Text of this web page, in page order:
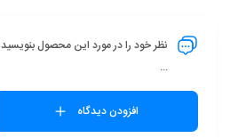
نظر خود را در مورد این محصول بنویسید
...
افزودن دیدگاه